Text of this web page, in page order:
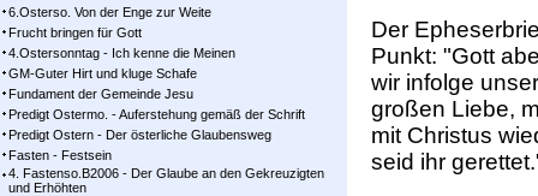
6.Osterso. Von der Enge zur Weite
Frucht bringen für Gott
4.Ostersonntag - Ich kenne die Meinen
GM-Guter Hirt und kluge Schafe
Fundament der Gemeinde Jesu
Predigt Ostermo. - Auferstehung gemäß der Schrift
Predigt Ostern - Der österliche Glaubensweg
Fasten - Festsein
4. Fastenso.B2006 - Der Glaube an den Gekreuzigten
und Erhöhten
Der
Punkt: "Gott
wir infolge
großen Liebe,
mit Christus
seid ihr